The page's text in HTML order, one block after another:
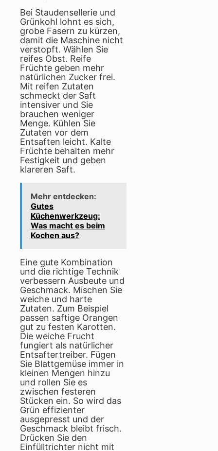
Bei Staudensellerie und
Grünkohl lohnt es sich,
grobe Fasern zu kürzen,
damit die Maschine nicht
verstopft. Wählen Sie
reifes Obst. Reife
Früchte geben mehr
natürlichen Zucker frei.
Mit reifen Zutaten
schmeckt der Saft
intensiver und Sie
brauchen weniger
Menge. Kühlen Sie
Zutaten vor dem
Entsaften leicht. Kalte
Früchte behalten mehr
Festigkeit und geben
klareren Saft.
Mehr entdecken:
Gutes
Küchenwerkzeug:
Was macht es beim
Kochen aus?
Eine gute Kombination
und die richtige Technik
verbessern Ausbeute und
Geschmack. Mischen Sie
weiche und harte
Zutaten. Zum Beispiel
passen saftige Orangen
gut zu festen Karotten.
Die weiche Frucht
fungiert als natürlicher
Entsaftertreiber. Fügen
Sie Blattgemüse immer in
kleinen Mengen hinzu
und rollen Sie es
zwischen festeren
Stücken ein. So wird das
Grün effizienter
ausgepresst und der
Geschmack bleibt frisch.
Drücken Sie den
Einfülltrichter nicht mit